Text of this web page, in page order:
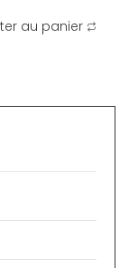
au panier